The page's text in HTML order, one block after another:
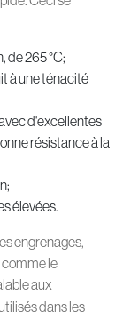
de 265 °C;
à une ténacité
d'excellentes
résistance à la
élevées.
engrenages,
le
aux
dans les